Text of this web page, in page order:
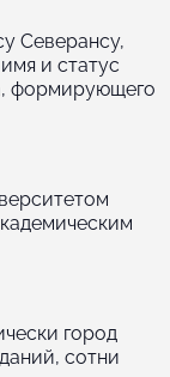
Северансу,
и статус
формирующего
город
сотни